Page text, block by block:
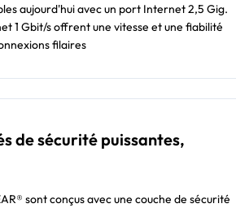
aujourd'hui avec un port Internet 2,5 Gig.
1 Gbit/s offrent une vitesse et une fiabilité
filaires
de sécurité puissantes,
sont conçus avec une couche de sécurité